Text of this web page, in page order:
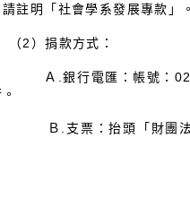
註明「社會學系發展專款」。
）捐款方式：
行電匯：帳號：021-
票：抬頭「財團法人私